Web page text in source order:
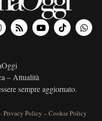
– Attualità
sempre aggiornato.
Privacy Policy –Cookie Policy